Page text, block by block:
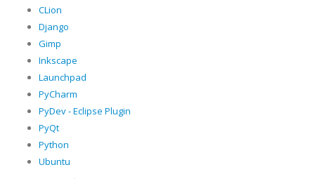
CLion
Django
Gimp
Inkscape
Launchpad
PyCharm
PyDev - Eclipse Plugin
PyQt
Python
Ubuntu